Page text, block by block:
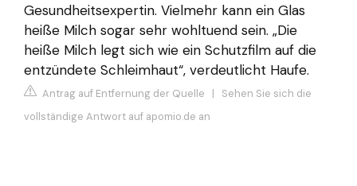
Gesundheitsexpertin. Vielmehr kann ein Glas
heiße Milch sogar sehr wohltuend sein. „Die
heiße Milch legt sich wie ein Schutzfilm auf die
entzündete Schleimhaut“, verdeutlicht Haufe.
Antrag auf Entfernung der Quelle | Sehen Sie sich die
vollständige Antwort auf apomio.de an